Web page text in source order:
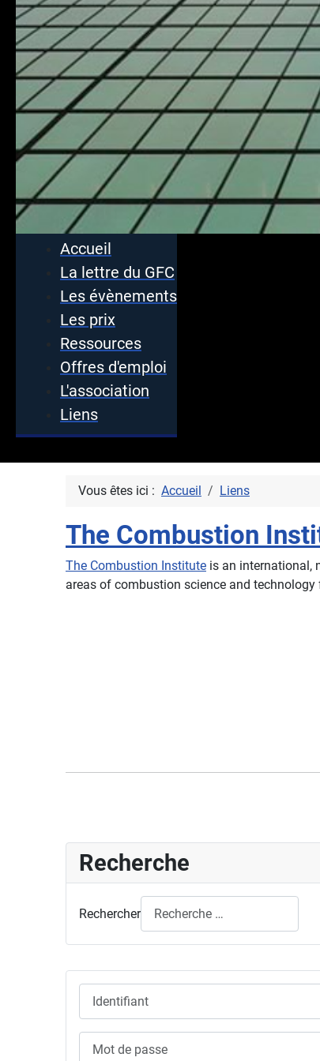
Accueil
La lettre du GFC
Les évènements
Les prix
Ressources
Offres d'emploi
L'association
Liens
Vous êtes ici : Accueil Liens
The Combustion
The Combustion Institute is an international,
areas of combustion science and
Recherche
Rechercher